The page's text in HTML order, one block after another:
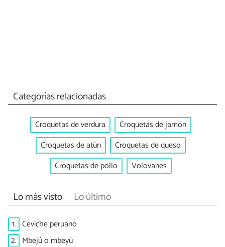
Categorías relacionadas
Croquetas de verdura
Croquetas de jamón
Croquetas de atún
Croquetas de queso
Croquetas de pollo
Volovanes
Lo más visto Lo último
1. Ceviche peruano
2. Mbejú o mbeyú